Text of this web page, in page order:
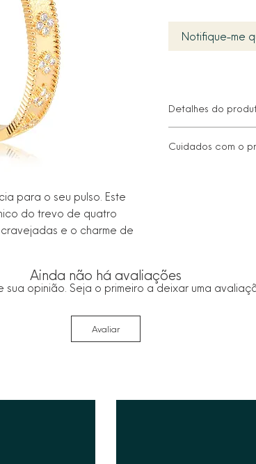
para o seu pulso. Este
do trevo de quatro
e o charme de
Notifique-me
Detalhes do
Cuidados com o
ao aplicar
• Para
Ainda não há avaliações
sua opinião. Seja o primeiro a deixar uma
Avaliar